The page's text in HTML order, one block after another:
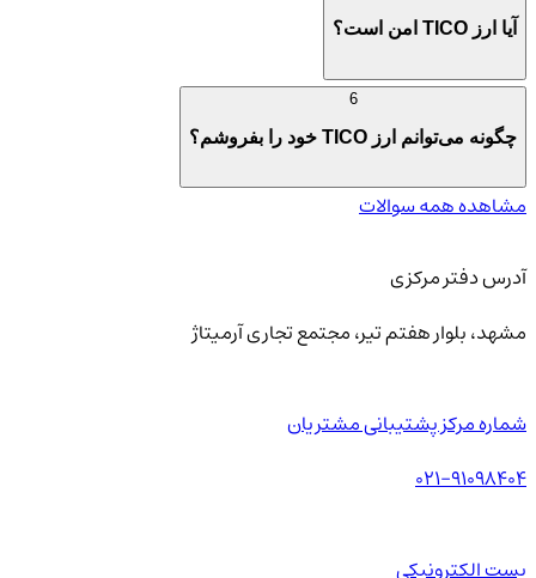
آیا ارز TICO امن است؟
چگونه می‌توانم ارز TICO خود را بفروشم؟
مشاهده همه سوالات
آدرس دفتر مرکزی
مشهد، بلوار هفتم تیر، مجتمع تجاری آرمیتاژ
شماره مرکز پشتیبانی مشتریان
021-91098404
پست الکترونیکی